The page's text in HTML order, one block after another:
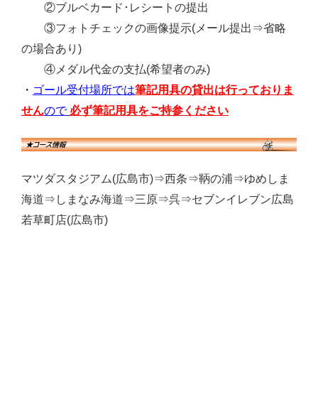
②ブルベカード･レシートの提出
③フォトチェックの画像提示(メール提出⇒省略
の場合あり)
④メダル代金の支払(希望者のみ)
・ ゴール受付場所では筆記用具の貸出は行っておりま
せんので 必ず筆記用具をご持参ください
マツダスタジアム(広島市)⇒西条⇒鞆の浦⇒ゆめしま
海道⇒しまなみ海道⇒三原⇒呉⇒セブンイレブン広島
若草町店(広島市)